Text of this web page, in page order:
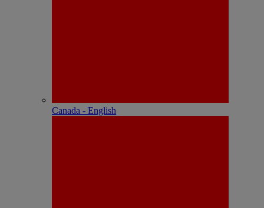
Canada - English